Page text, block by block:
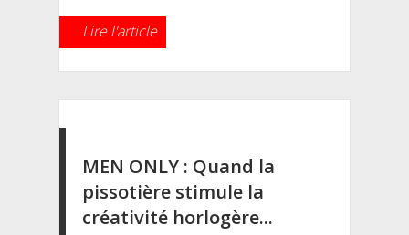
Lire l'article
MEN ONLY : Quand la
pissotière stimule la
créativité horlogère...